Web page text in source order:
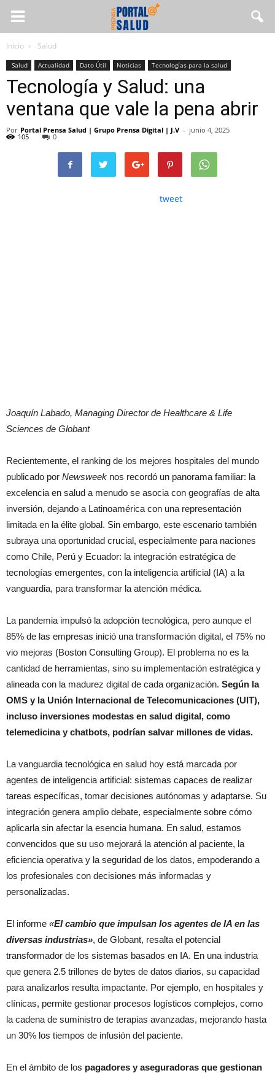
Inicio Salud
Salud Actualidad Dato Útil Noticias Tecnologías para la salud
Tecnología y Salud: una
ventana que vale la pena abrir
Por Portal Prensa Salud | Grupo Prensa Digital | J.V - junio 4, 2025
105 0
tweet
Joaquín Labado, Managing Director de Healthcare & Life
Sciences de Globant
Recientemente, el ranking de los mejores hospitales del mundo
publicado por Newsweek nos recordó un panorama familiar: la
excelencia en salud a menudo se asocia con geografías de alta
inversión, dejando a Latinoamérica con una representación
limitada en la élite global. Sin embargo, este escenario también
subraya una oportunidad crucial, especialmente para naciones
como Chile, Perú y Ecuador: la integración estratégica de
tecnologías emergentes, con la inteligencia artificial (IA) a la
vanguardia, para transformar la atención médica.
La pandemia impulsó la adopción tecnológica, pero aunque el
85% de las empresas inició una transformación digital, el 75% no
vio mejoras (Boston Consulting Group). El problema no es la
cantidad de herramientas, sino su implementación estratégica y
alineada con la madurez digital de cada organización. Según la
OMS y la Unión Internacional de Telecomunicaciones (UIT),
incluso inversiones modestas en salud digital, como
telemedicina y chatbots, podrían salvar millones de vidas.
La vanguardia tecnológica en salud hoy está marcada por
agentes de inteligencia artificial: sistemas capaces de realizar
tareas específicas, tomar decisiones autónomas y adaptarse. Su
integración genera amplio debate, especialmente sobre cómo
aplicarla sin afectar la esencia humana. En salud, estamos
convencidos que su uso mejorará la atención al paciente, la
eficiencia operativa y la seguridad de los datos, empoderando a
los profesionales con decisiones más informadas y
personalizadas.
El informe «El cambio que impulsan los agentes de IA en las
diversas industrias», de Globant, resalta el potencial
transformador de los sistemas basados en IA. En una industria
que genera 2.5 trillones de bytes de datos diarios, su capacidad
para analizarlos resulta impactante. Por ejemplo, en hospitales y
clínicas, permite gestionar procesos logísticos complejos, como
la cadena de suministro de terapias avanzadas, mejorando hasta
un 30% los tiempos de infusión del paciente.
En el ámbito de los pagadores y aseguradoras que gestionan